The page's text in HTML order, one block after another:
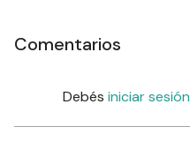
Comentarios
Debés iniciar sesión